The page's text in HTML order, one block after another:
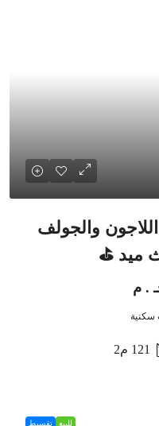
والجولف
ميد ⛳
سكنية
121 م2
للبيع تقسيط